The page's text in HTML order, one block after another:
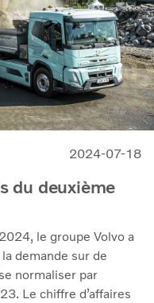
2024-07-18
du deuxième
le groupe Volvo a
demande sur de
normaliser par
Le chiffre d’affaires